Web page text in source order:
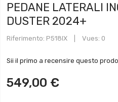
PEDANE LATERALI
DUSTER 2024+
Riferimento P518IX Vues: 0
Sii il primo a recensire questo
549,00 €